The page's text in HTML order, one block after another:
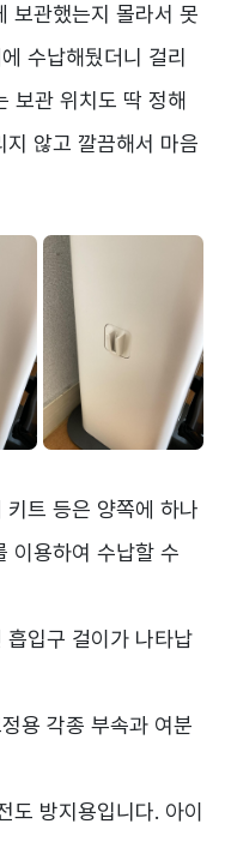
보관했는지 몰라서 못
수납해뒀더니 걸리
보관 위치도 딱 정해
않고 깔끔해서 마음
트 등은 양쪽에 하나
이용하여 수납할 수
입구 걸이가 나타납
용 각종 부속과 여분
도 방지용입니다. 아이